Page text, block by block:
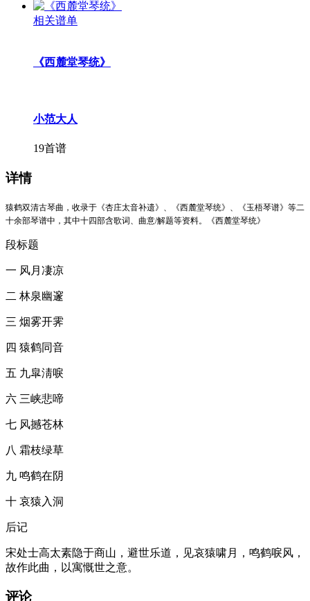
相关谱单
《西麓堂琴统》
小范大人
19首谱
详情
猿鹤双清古琴曲，收录于《杏庄太音补遗》、《西麓堂琴统》、《玉梧琴谱》等二
十余部琴谱中，其中十四部含歌词、曲意/解题等资料。《西麓堂琴统》
段标题
一 风月凄凉
二 林泉幽邃
三 烟雾开霁
四 猿鹤同音
五 九皐淸唳
六 三峡悲啼
七 风撼苍林
八 霜枝绿草
九 鸣鹤在阴
十 哀猿入洞
后记
宋处士高太素隐于商山，避世乐道，见哀猿啸月，鸣鹤唳风，
故作此曲，以寓慨世之意。
评论